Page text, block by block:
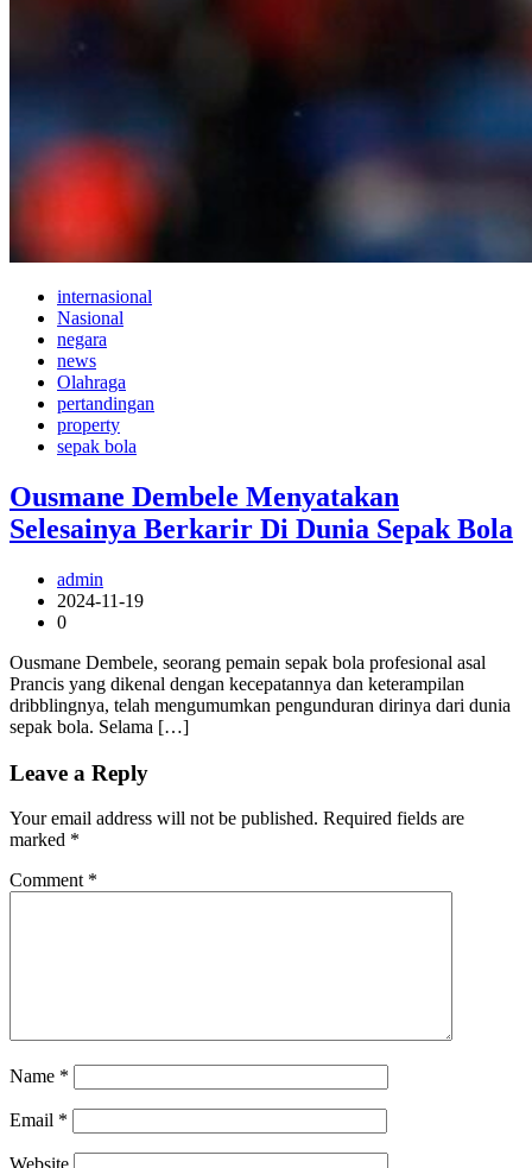
internasional
Nasional
negara
news
Olahraga
pertandingan
property
sepak bola
Ousmane Dembele Menyatakan
Selesainya Berkarir Di Dunia Sepak Bola
admin
2024-11-19
0
Ousmane Dembele, seorang pemain sepak bola profesional asal
Prancis yang dikenal dengan kecepatannya dan keterampilan
dribblingnya, telah mengumumkan pengunduran dirinya dari dunia
sepak bola. Selama […]
Leave a Reply
Your email address will not be published. Required fields are
marked *
Comment *
Name *
Email *